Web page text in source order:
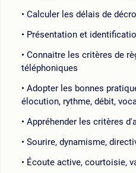
Calculer les délais de
Présentation et
Connaitre les critères de
téléphoniques
Adopter les bonnes
élocution, rythme, débit,
Appréhender les critères
Sourire, dynamisme,
Écoute active, courtoisie,